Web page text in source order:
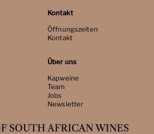
Kontakt
Öffnungszeiten
Kontakt
Über uns
Kapweine
Team
Jobs
Newsletter
SOUTH AFRICAN WINES